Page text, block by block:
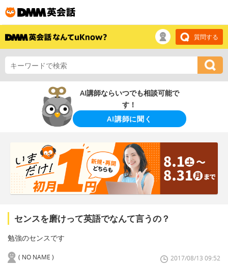
質問する
AI講師ならいつでも相談可能で
す！
AI講師に聞く
センスを磨けって英語でなんて言うの？
勉強のセンスです
( NO NAME ) 2017/08/13 09:52